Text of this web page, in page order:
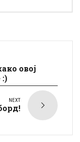
овој
:)
NEXT